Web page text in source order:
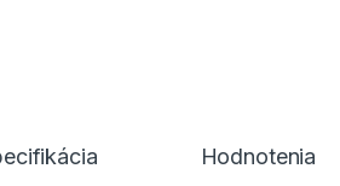
Hodnotenia